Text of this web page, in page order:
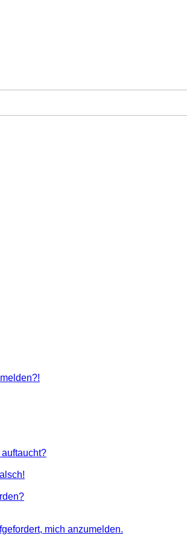
mich anzumelden.